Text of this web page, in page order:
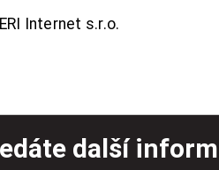
Internet s.r.o.
další